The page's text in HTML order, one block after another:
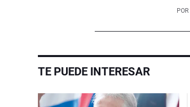
POR
TE PUEDE INTERESAR